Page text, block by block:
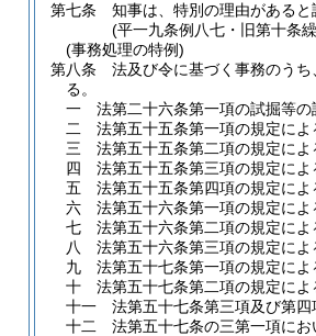
第七条
知事は、特別の理由がある
(平一九条例八七・旧第十条
(事務処理の特例)
第八条
法及び令に基づく事務のう
る。
一
法第二十六条第一項の試掘等
二
法第五十五条第一項の規定に
三
法第五十五条第二項の規定に
四
法第五十五条第三項の規定に
五
法第五十五条第四項の規定に
六
法第五十六条第一項の規定に
七
法第五十六条第二項の規定に
八
法第五十六条第三項の規定に
九
法第五十七条第一項の規定に
十
法第五十七条第二項の規定に
十一
法第五十七条第三項及び第
十二
法第五十七条の三第一項に